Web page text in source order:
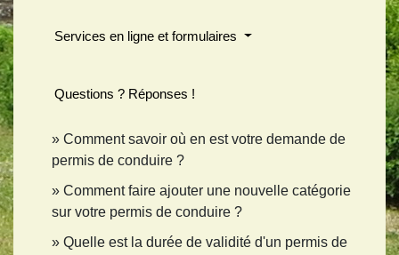
Services en ligne et formulaires
Questions ? Réponses !
Comment savoir où en est votre demande de
permis de conduire ?
Comment faire ajouter une nouvelle catégorie
sur votre permis de conduire ?
Quelle est la durée de validité d'un permis de